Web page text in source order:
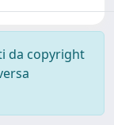
da copyright